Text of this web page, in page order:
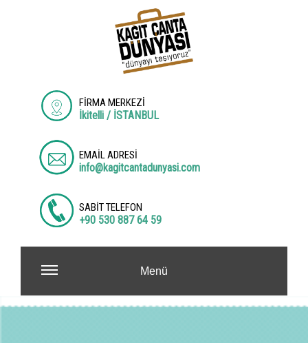
FİRMA MERKEZİ
İkitelli / İSTANBUL
EMAİL ADRESİ
info@kagitcantadunyasi.com
SABİT TELEFON
+90 530 887 64 59
Menü